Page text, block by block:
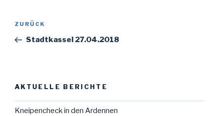
Beitragsnavigation
Vorheriger
Beitrag
ZURÜCK
Stadtkassel 27.04.2018
AKTUELLE BERICHTE
Kneipencheck in den Ardennen